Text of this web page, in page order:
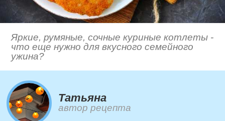
Яркие, румяные, сочные куриные котлеты -
что еще нужно для вкусного семейного
ужина?
Татьяна
автор рецепта